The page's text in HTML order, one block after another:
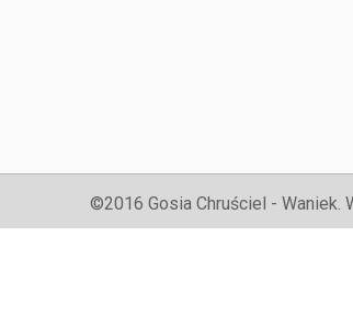
©2016 Gosia Chruściel - Waniek.